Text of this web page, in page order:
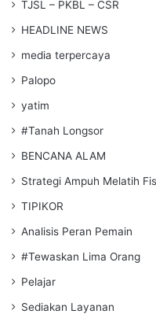
TJSL – PKBL – CSR
HEADLINE NEWS
media terpercaya
Palopo
yatim
#Tanah Longsor
BENCANA ALAM
Strategi Ampuh Melatih
TIPIKOR
Analisis Peran Pemain
#Tewaskan Lima Orang
Pelajar
Sediakan Layanan